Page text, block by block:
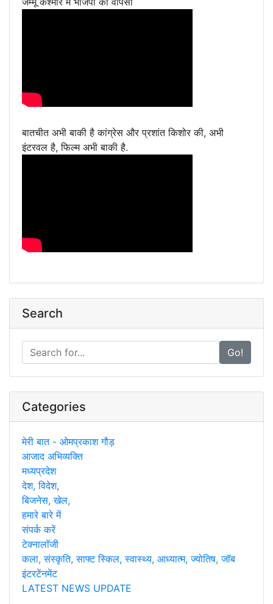
बातचीत अभी बाकी है कांग्रेस और प्रशांत किशोर की, अभी
इंटरवल है, फिल्म अभी बाकी है.
Search
Go!
Categories
मेरी बात - ओमप्रकाश गौड़
आजाद अभिव्यक्ति
मध्यप्रदेश
देश, विदेश,
बिजनेस, खेल,
हमारे बारे में
संपर्क करें
टेक्नालाॅजी
कला, संस्कृति, साफ्ट स्किल, स्वास्थ्य, आध्यात्म, ज्योतिष, जाॅब
इंटरटेंनमेंट
LATEST NEWS UPDATE